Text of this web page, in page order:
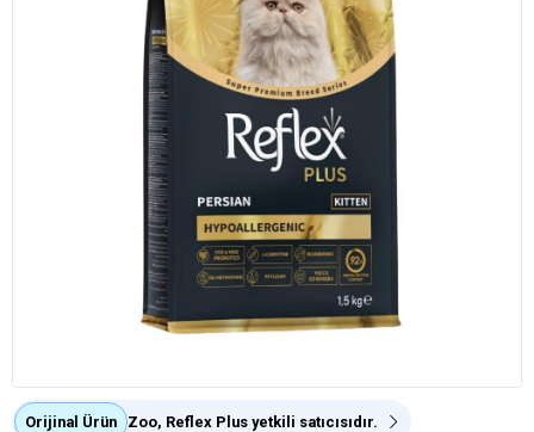
Orijinal Ürün Zoo, Reflex Plus yetkili satıcısıdır.